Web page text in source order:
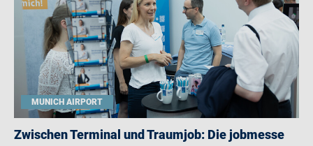
MUNICH AIRPORT
Zwischen Terminal und Traumjob: Die jobmesse